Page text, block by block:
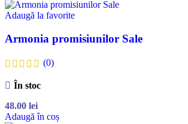
Adaugă la favorite
Armonia promisiunilor Sale
(0)
În stoc
48.00 lei
Adaugă în coș